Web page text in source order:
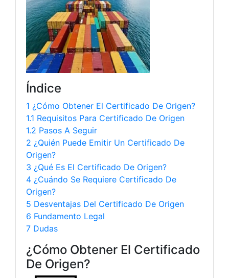
Índice
1 ¿Cómo Obtener El Certificado De Origen?
1.1 Requisitos Para Certificado De Origen
1.2 Pasos A Seguir
2 ¿Quién Puede Emitir Un Certificado De
Origen?
3 ¿Qué Es El Certificado De Origen?
4 ¿Cuándo Se Requiere Certificado De
Origen?
5 Desventajas Del Certificado De Origen
6 Fundamento Legal
7 Dudas
¿Cómo Obtener El Certificado
De Origen?